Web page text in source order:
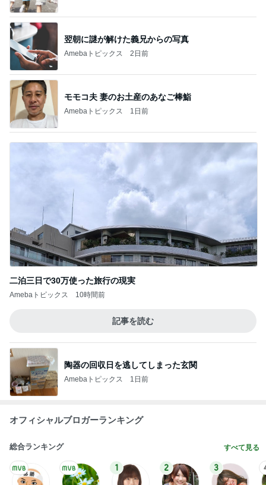
翌朝に謎が解けた義兄からの写真
Amebaトピックス 2日前
モモコ夫 妻のお土産のあなご棒鮨
Amebaトピックス 1日前
二泊三日で30万使った旅行の現実
Amebaトピックス 10時間前
記事を読む
陶器の回収日を逃してしまった玄関
Amebaトピックス 1日前
オフィシャルブロガーランキング
総合ランキング すべて見る
1 2 3